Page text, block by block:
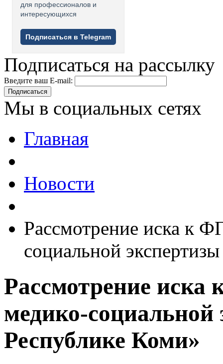
для профессионалов и
интересующихся
Подписаться в Telegram
Подписаться на рассылку
Введите ваш E-mail:
Подписаться
Мы в социальных сетях
Главная
Новости
Рассмотрение иска к
социальной
Рассмотрение
медико-социальной
Республике Коми»